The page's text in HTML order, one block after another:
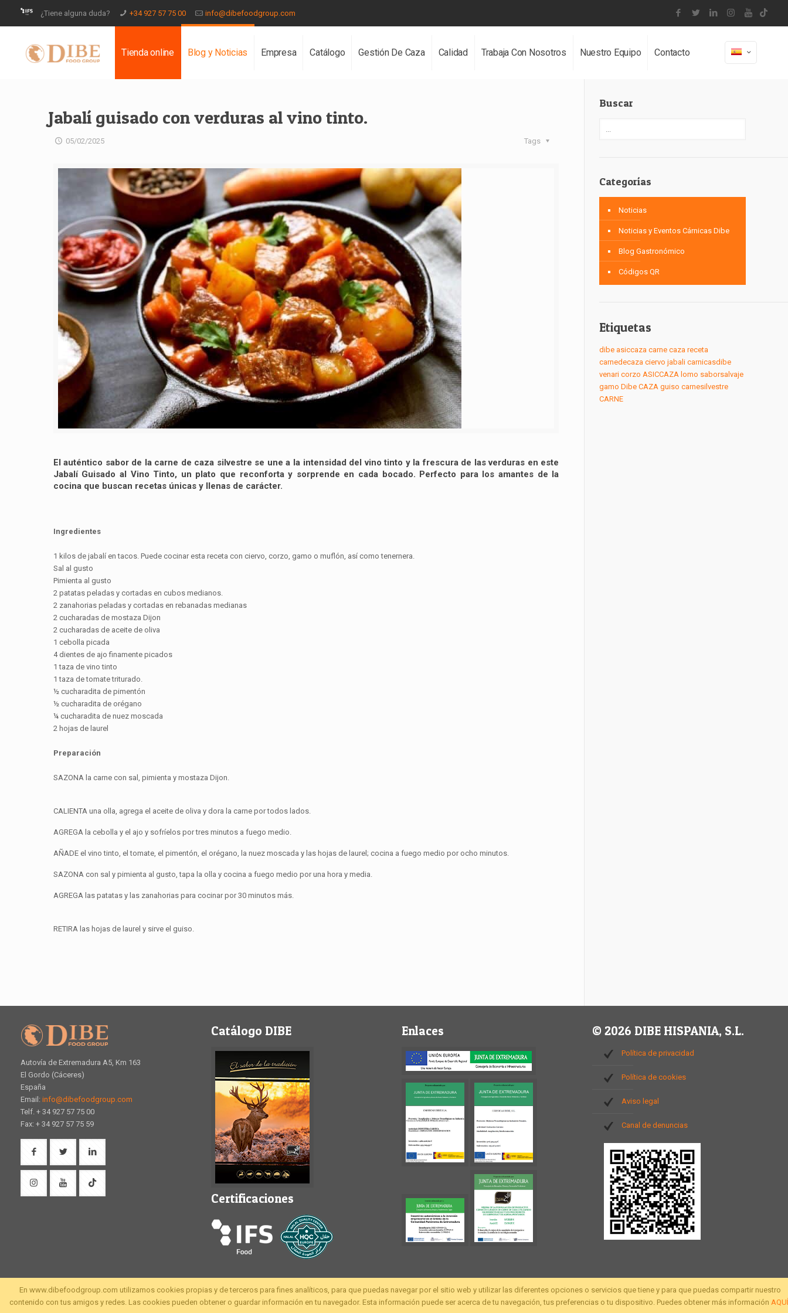
¿Tiene alguna duda? +34 927 57 75 00 info@dibefoodgroup.com
Tienda online Blog y Noticias Empresa Catálogo Gestión De Caza Calidad Trabaja Con Nosotros Nuestro Equipo Contacto
Jabalí guisado con verduras al vino tinto.
05/02/2025 Tags
El auténtico sabor de la carne de caza silvestre se une a la intensidad del vino tinto y la frescura de las verduras en este
Jabalí Guisado al Vino Tinto, un plato que reconforta y sorprende en cada bocado. Perfecto para los amantes de la
cocina que buscan recetas únicas y llenas de carácter.
Ingredientes
1 kilos de jabalí en tacos. Puede cocinar esta receta con ciervo, corzo, gamo o muflón, así como tenernera.
Sal al gusto
Pimienta al gusto
2 patatas peladas y cortadas en cubos medianos.
2 zanahorias peladas y cortadas en rebanadas medianas
2 cucharadas de mostaza Dijon
2 cucharadas de aceite de oliva
1 cebolla picada
4 dientes de ajo finamente picados
1 taza de vino tinto
1 taza de tomate triturado.
½ cucharadita de pimentón
½ cucharadita de orégano
¼ cucharadita de nuez moscada
2 hojas de laurel
Preparación
SAZONA la carne con sal, pimienta y mostaza Dijon.
CALIENTA una olla, agrega el aceite de oliva y dora la carne por todos lados.
AGREGA la cebolla y el ajo y sofríelos por tres minutos a fuego medio.
AÑADE el vino tinto, el tomate, el pimentón, el orégano, la nuez moscada y las hojas de laurel; cocina a fuego medio por ocho minutos.
SAZONA con sal y pimienta al gusto, tapa la olla y cocina a fuego medio por una hora y media.
AGREGA las patatas y las zanahorias para cocinar por 30 minutos más.
RETIRA las hojas de laurel y sirve el guiso.
Buscar
Categorías
Noticias
Noticias y Eventos Cárnicas Dibe
Blog Gastronómico
Códigos QR
Etiquetas
dibe asiccaza carne caza receta
carnedecaza ciervo jabali carnicasdibe
venari corzo ASICCAZA lomo saborsalvaje
gamo Dibe CAZA guiso carnesilvestre
CARNE
Autovía de Extremadura A5, Km 163
El Gordo (Cáceres)
España
Email: info@dibefoodgroup.com
Telf. + 34 927 57 75 00
Fax: + 34 927 57 75 59
Catálogo DIBE
Certificaciones
Enlaces © 2026 DIBE HISPANIA, S.L.
Política de privacidad
Política de cookies
Aviso legal
Canal de denuncias
En www.dibefoodgroup.com utilizamos cookies propias y de terceros para fines analíticos, para que puedas navegar por el sitio web y utilizar las diferentes opciones o servicios que tiene y para que puedas compartir nuestro
contenido con tus amigos y redes. Las cookies pueden obtener o guardar información en tu navegador. Esta información puede ser acerca de tu navegación, tus preferencias o tu dispositivo. Puedes obtener más información AQUÍ